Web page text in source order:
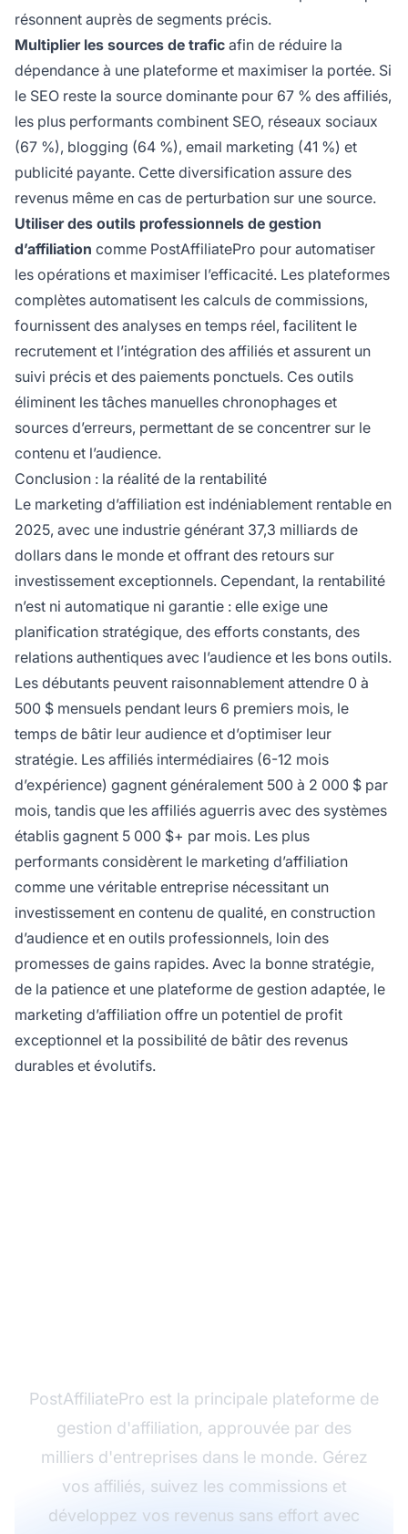
résonnent auprès de segments précis.
Multiplier les sources de trafic afin de réduire la
dépendance à une plateforme et maximiser la portée. Si
le SEO reste la source dominante pour 67 % des affiliés,
les plus performants combinent SEO, réseaux sociaux
(67 %), blogging (64 %), email marketing (41 %) et
publicité payante. Cette diversification assure des
revenus même en cas de perturbation sur une source.
Utiliser des outils professionnels de gestion
d’affiliation comme PostAffiliatePro pour automatiser
les opérations et maximiser l’efficacité. Les plateformes
complètes automatisent les calculs de commissions,
fournissent des analyses en temps réel, facilitent le
recrutement et l’intégration des affiliés et assurent un
suivi précis et des paiements ponctuels. Ces outils
éliminent les tâches manuelles chronophages et
sources d’erreurs, permettant de se concentrer sur le
contenu et l’audience.
Conclusion : la réalité de la rentabilité
Le marketing d’affiliation est indéniablement rentable en
2025, avec une industrie générant 37,3 milliards de
dollars dans le monde et offrant des retours sur
investissement exceptionnels. Cependant, la rentabilité
n’est ni automatique ni garantie : elle exige une
planification stratégique, des efforts constants, des
relations authentiques avec l’audience et les bons outils.
Les débutants peuvent raisonnablement attendre 0 à
500 $ mensuels pendant leurs 6 premiers mois, le
temps de bâtir leur audience et d’optimiser leur
stratégie. Les affiliés intermédiaires (6-12 mois
d’expérience) gagnent généralement 500 à 2 000 $ par
mois, tandis que les affiliés aguerris avec des systèmes
établis gagnent 5 000 $+ par mois. Les plus
performants considèrent le marketing d’affiliation
comme une véritable entreprise nécessitant un
investissement en contenu de qualité, en construction
d’audience et en outils professionnels, loin des
promesses de gains rapides. Avec la bonne stratégie,
de la patience et une plateforme de gestion adaptée, le
marketing d’affiliation offre un potentiel de profit
exceptionnel et la possibilité de bâtir des revenus
durables et évolutifs.
PostAffiliatePro est la principale plateforme de
gestion d'affiliation, approuvée par des
milliers d'entreprises dans le monde. Gérez
vos affiliés, suivez les commissions et
développez vos revenus sans effort avec